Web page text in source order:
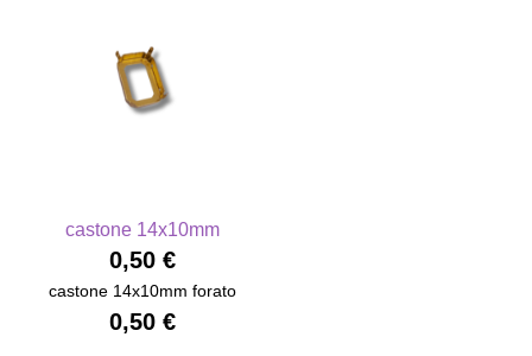
castone 14x10mm
0,50 €
castone 14x10mm forato
0,50 €